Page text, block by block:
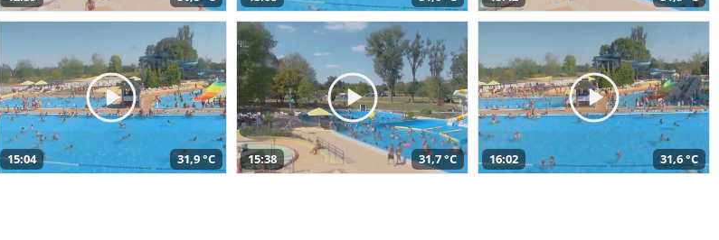
15:04 31,9 °C 15:38 31,7 °C 16:02 31,6 °C